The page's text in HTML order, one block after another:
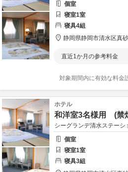
個室
寝室1室
寝具4組
静岡県静岡市清水区真
直近1か月の参考料金
対象期間内に有効な料金
ホテル
和洋室3名様用 (禁
シーグランデ清水ステーシ
個室
寝室1室
寝具3組